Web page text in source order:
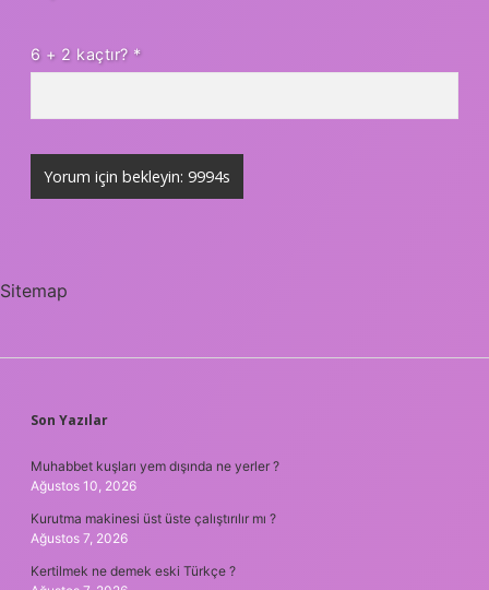
6 + 2 kaçtır? *
Sitemap
SIDEBAR
Son Yazılar
Muhabbet kuşları yem dışında ne yerler ?
Ağustos 10, 2026
Kurutma makinesi üst üste çalıştırılır mı ?
Ağustos 7, 2026
Kertilmek ne demek eski Türkçe ?